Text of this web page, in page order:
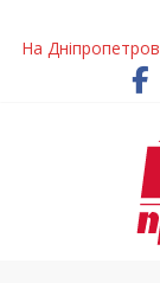
На
магістральному
Спортсменка з
Приховав
сільради
На
рослин (фото)